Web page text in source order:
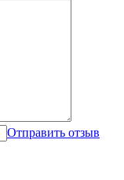
Отправить отзыв